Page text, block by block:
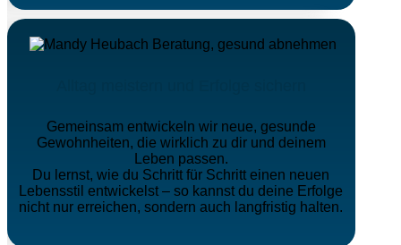
Gemeinsam entwickeln wir neue, gesunde
Gewohnheiten, die wirklich zu dir und deinem
Leben passen.
Du lernst, wie du Schritt für Schritt einen neuen
Lebensstil entwickelst – so kannst du deine Erfolge
nicht nur erreichen, sondern auch langfristig halten.